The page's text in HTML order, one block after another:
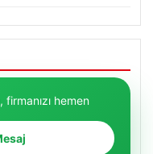
hemen